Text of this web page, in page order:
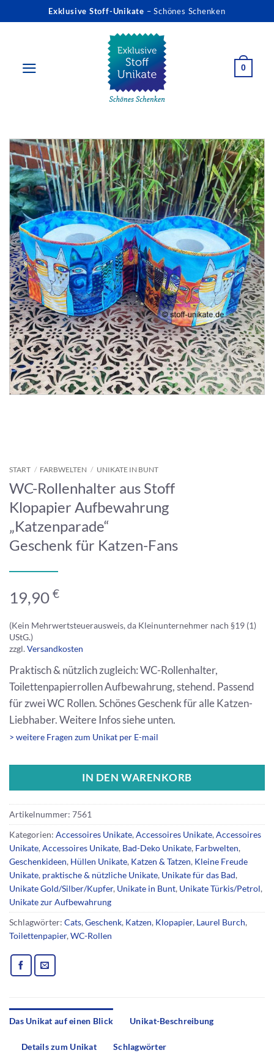
Inhalt
Exklusive Stoff-Unikate – Schönes Schenken
0
START / FARBWELTEN / UNIKATE IN BUNT
WC-Rollenhalter aus Stoff
Klopapier Aufbewahrung
„Katzenparade“
Geschenk für Katzen-Fans
19,90 €
(Kein Mehrwertsteuerausweis, da Kleinunternehmer nach §19 (1)
UStG.)
zzgl.Versandkosten
Praktisch & nützlich zugleich: WC-Rollenhalter,
Toilettenpapierrollen Aufbewahrung, stehend. Passend
für zwei WC Rollen. Schönes Geschenk für alle Katzen-
Liebhaber. Weitere Infos siehe unten.
> weitere Fragen zum Unikat per E-mail
IN DEN WARENKORB
Artikelnummer: 7561
Kategorien: Accessoires Unikate,Accessoires Unikate,Accessoires
Unikate,Accessoires Unikate, Bad-Deko Unikate, Farbwelten,
Geschenkideen, Hüllen Unikate, Katzen & Tatzen, Kleine Freude
Unikate, praktische & nützliche Unikate, Unikate für das Bad,
Unikate Gold/Silber/Kupfer, Unikate in Bunt, Unikate Türkis/Petrol,
Unikate zur Aufbewahrung
Schlagwörter: Cats,Geschenk, Katzen, Klopapier, Laurel Burch,
Toilettenpapier,WC-Rollen
Das Unikat auf einen Blick Unikat-Beschreibung
Details zum Unikat Schlagwörter